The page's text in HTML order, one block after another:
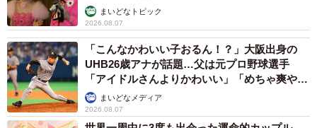
まいどなトピック
2026.08.07
「こんなかわいい子おるん！？」大阪出身の
UHB26歳アナが話題…父は元プロ野球選手
「アイドルさんよりかわいい」「めちゃ爽や
か」まいどなメディア
2026.08.07